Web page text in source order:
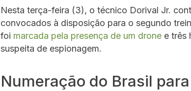
Nesta terça-feira (3), o técnico Dorival Jr.
convocados à disposição para o segundo
foi marcada pela presença de um drone e três
suspeita de espionagem.
Numeração do Brasil